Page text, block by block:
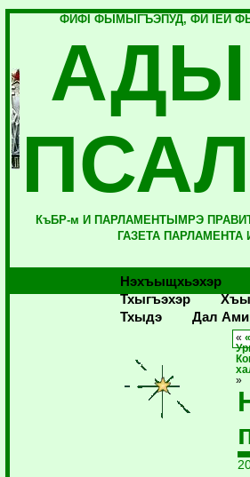
ФИФI ФЫМЫГЪЭПУД, ФИ IЕЙ
КъБР-м И ПАРЛАМЕНТЫМРЭ
ГАЗЕТА ПАРЛАМЕНТА
Нэхъыщхьэхэр
Тхыгъэхэр
Тхыдэ
Дал
«
»